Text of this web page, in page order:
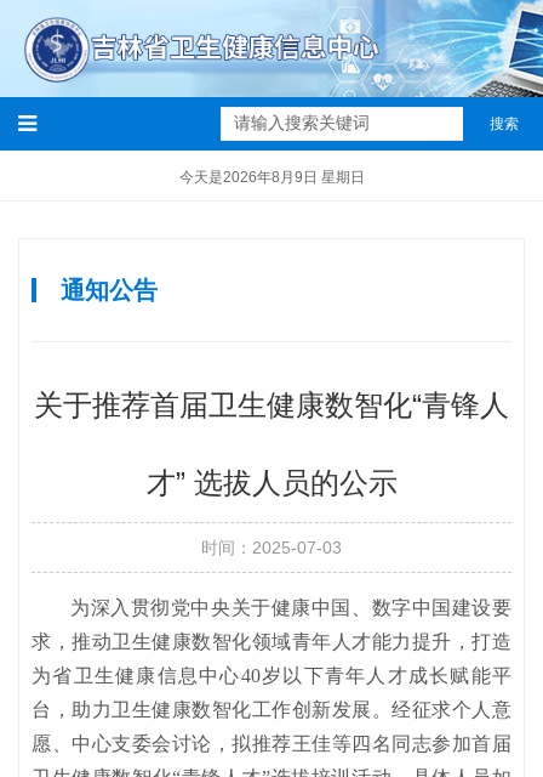
搜索
今天是2026年8月9日 星期日
通知公告
关于推荐首届卫生健康数智化“青锋人
才” 选拔人员的公示
时间：2025-07-03
为深入贯彻党中央关于健康中国、数字中国建设要
求，推动卫生健康数智化领域青年人才能力提升，打造
为省卫生健康信息中心40岁以下青年人才成长赋能平
台，助力卫生健康数智化工作创新发展。经征求个人意
愿、中心支委会讨论，拟推荐王佳等四名同志参加首届